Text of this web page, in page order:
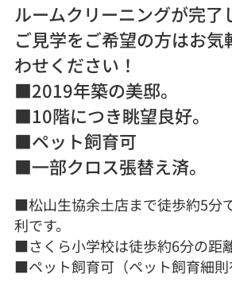
ルームクリーニングが完
ご見学をご希望の方はお気
わせください！
■2019年築の美邸。
■10階につき眺望良好。
■ペット飼育可
■一部クロス張替え済。
■松山生協余土店まで徒歩約5分
利です。
■さくら小学校は徒歩約6分の距離
■ペット飼育可（ペット飼育細則